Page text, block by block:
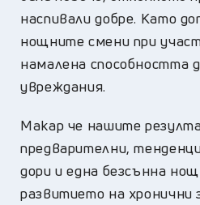
наспивали добре. Като
нощните смени при
намалена способността
увреждания.
Макар че нашите
предварителни,
дори и една безсънна
развитието на хронични